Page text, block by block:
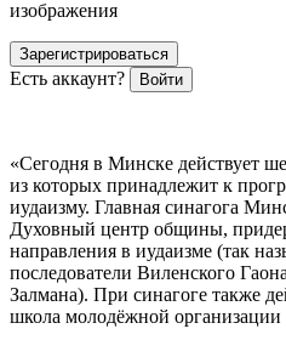
изображения
Зарегистрироваться
Есть аккаунт? Войти
«Сегодня в Минске действует
из которых принадлежит к
иудаизму. Главная синагога
Духовный центр общины,
направления в иудаизме (так
последователи Виленского
Залмана). При синагоге также
школа молодёжной